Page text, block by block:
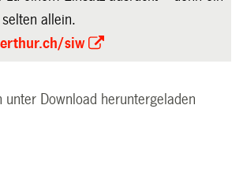
allein.
siw
unter Download heruntergeladen